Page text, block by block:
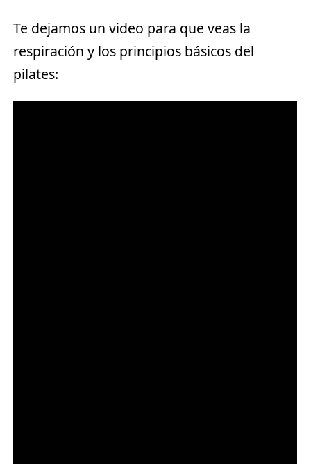
Te dejamos un video para que veas la
respiración y los principios básicos del
pilates: